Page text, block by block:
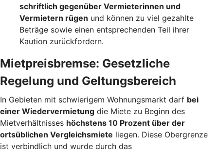
schriftlich gegenüber Vermieterinnen und
Vermietern rügen und können zu viel gezahlte
Beträge sowie einen entsprechenden Teil ihrer
Kaution zurückfordern.
Mietpreisbremse: Gesetzliche
Regelung und Geltungsbereich
In Gebieten mit schwierigem Wohnungsmarkt darf bei
einer Wiedervermietung die Miete zu Beginn des
Mietverhältnisses höchstens 10 Prozent über der
ortsüblichen Vergleichsmiete liegen. Diese Obergrenze
ist verbindlich und wurde durch das